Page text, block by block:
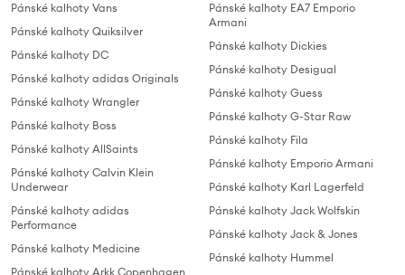
Pánské kalhoty Vans
Pánské kalhoty Quiksilver
Pánské kalhoty DC
Pánské kalhoty adidas Originals
Pánské kalhoty Wrangler
Pánské kalhoty Boss
Pánské kalhoty AllSaints
Pánské kalhoty Calvin Klein
Underwear
Pánské kalhoty adidas
Performance
Pánské kalhoty Medicine
Pánské kalhoty Arkk Copenhagen
Pánské kalhoty EA7 Emporio
Armani
Pánské kalhoty Dickies
Pánské kalhoty Desigual
Pánské kalhoty Guess
Pánské kalhoty G-Star Raw
Pánské kalhoty Fila
Pánské kalhoty Emporio Armani
Pánské kalhoty Karl Lagerfeld
Pánské kalhoty Jack Wolfskin
Pánské kalhoty Jack & Jones
Pánské kalhoty Hummel